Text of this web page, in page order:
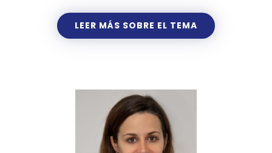
LEER MÁS SOBRE EL TEMA